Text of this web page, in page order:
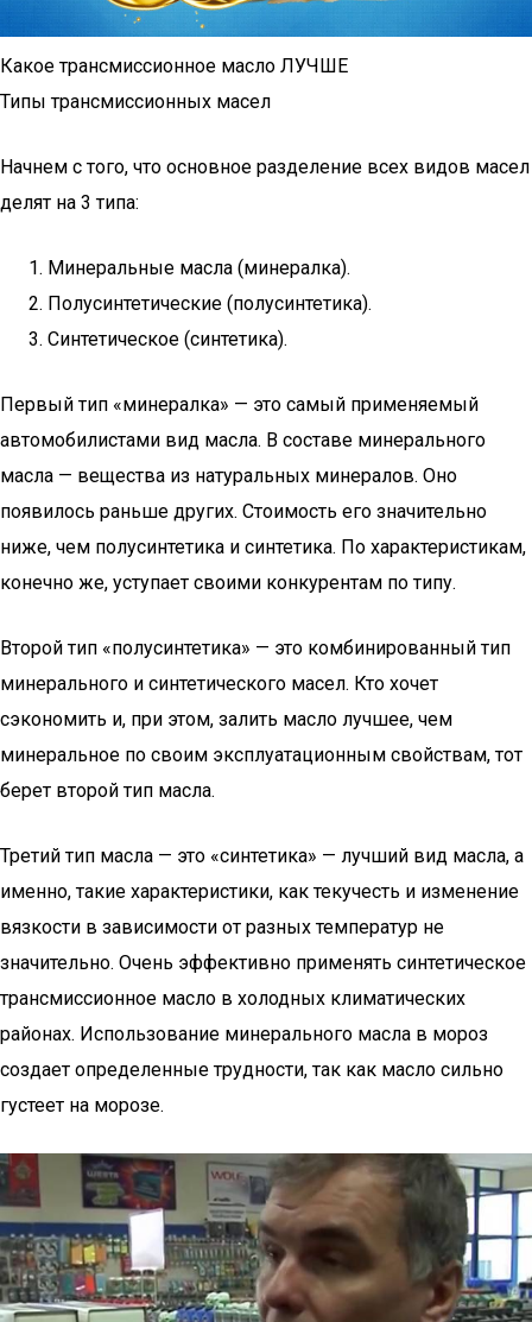
Какое трансмиссионное масло ЛУЧШЕ
Типы трансмиссионных масел
Начнем с того, что основное разделение всех видов масел
делят на 3 типа:
Минеральные масла (минералка).
Полусинтетические (полусинтетика).
Синтетическое (синтетика).
Первый тип «минералка» — это самый применяемый
автомобилистами вид масла. В составе минерального
масла — вещества из натуральных минералов. Оно
появилось раньше других. Стоимость его значительно
ниже, чем полусинтетика и синтетика. По характеристикам,
конечно же, уступает своими конкурентам по типу.
Второй тип «полусинтетика» — это комбинированный тип
минерального и синтетического масел. Кто хочет
сэкономить и, при этом, залить масло лучшее, чем
минеральное по своим эксплуатационным свойствам, тот
берет второй тип масла.
Третий тип масла — это «синтетика» — лучший вид масла, а
именно, такие характеристики, как текучесть и изменение
вязкости в зависимости от разных температур не
значительно. Очень эффективно применять синтетическое
трансмиссионное масло в холодных климатических
районах. Использование минерального масла в мороз
создает определенные трудности, так как масло сильно
густеет на морозе.